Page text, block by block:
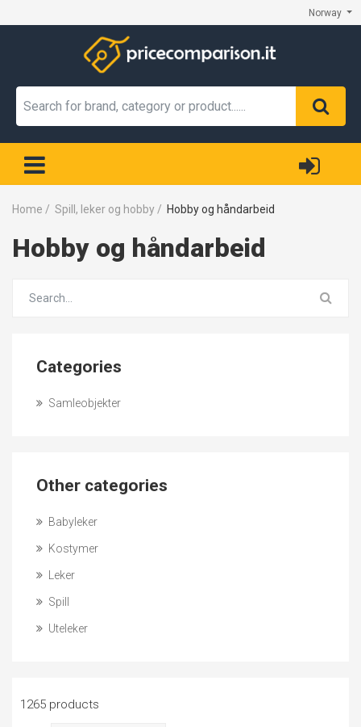
Norway
Home / Spill, leker og hobby / Hobby og håndarbeid
Hobby og håndarbeid
Categories
Samleobjekter
Other categories
Babyleker
Kostymer
Leker
Spill
Uteleker
1265 products